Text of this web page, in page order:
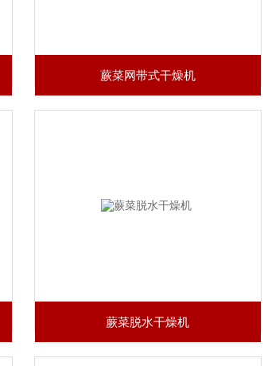
蕨菜网带式干燥机
蕨菜脱水干燥机